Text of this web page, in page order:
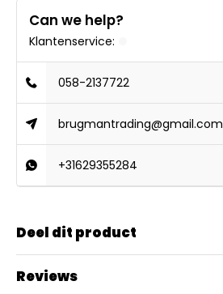
Can we help?
Klantenservice:
058-2137722
brugmantrading@gmail.com
+31629355284
Deel dit product
Reviews